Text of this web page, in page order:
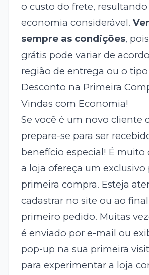
o custo do frete,
economia considerável.
sempre as condições,
grátis pode variar de
região de entrega ou o
Desconto na Primeira
Vindas com Economia!
Se você é um novo cliente
prepare-se para ser
benefício especial! É
a loja ofereça um exclusivo
primeira compra. Esteja
cadastrar no site ou ao
primeiro pedido. Muitas
é enviado por e-mail ou
pop-up na sua primeira
para experimentar a loja